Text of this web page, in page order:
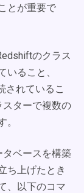
とが重要で
のクラス
いること、
されているこ
ターで複数の
。
ベースを構築
ち上げたとき
、以下のコマ